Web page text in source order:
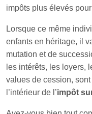
impôts plus élevés
Lorsque ce même
enfants en héritage, il
mutation et de
les intérêts, les loyers,
values de cession,
l’intérieur de l’impôt